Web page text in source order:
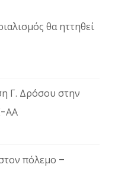
θα ηττηθεί
Γ. Δρόσου στην
ΑΑ
πόλεμο –